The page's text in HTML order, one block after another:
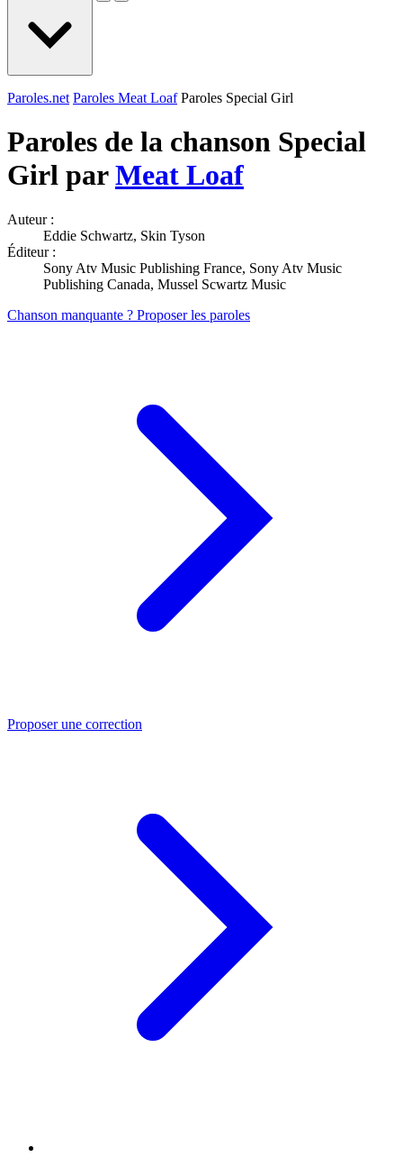
Paroles.net Paroles Meat Loaf Paroles Special Girl
Paroles de la chanson Special
Girl parMeat Loaf
Auteur :
Eddie Schwartz, Skin Tyson
Éditeur :
Sony Atv Music Publishing France, Sony Atv Music
Publishing Canada, Mussel Scwartz Music
Chanson manquante ? Proposer les paroles
Proposer une correction